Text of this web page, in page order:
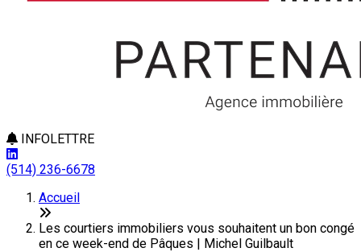
INFOLETTRE
(514) 236-6678
Accueil
Les courtiers immobiliers vous souhaitent un bon congé
en ce week-end de Pâques | Michel Guilbault